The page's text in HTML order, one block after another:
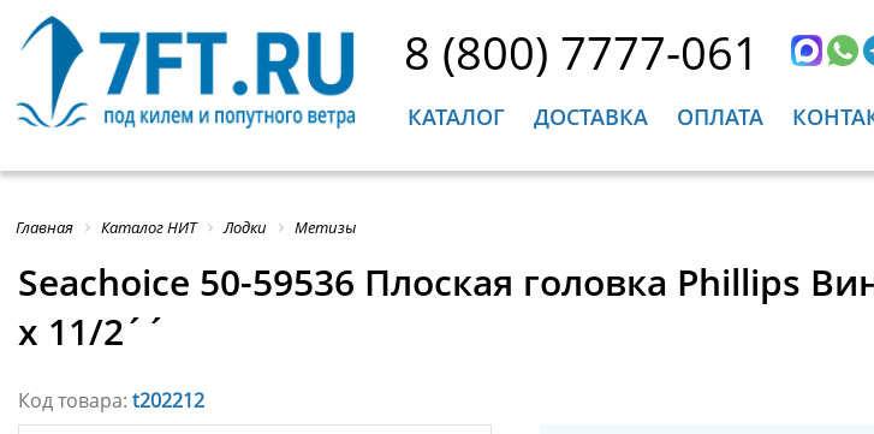
8 (800) 7777-061
КАТАЛОГ ДОСТАВКА ОПЛАТА
Главная Каталог НИТ Лодки Метизы
Seachoice 50-59536 Плоская головка Phillips
x 11/2´´
Код товара: t202212